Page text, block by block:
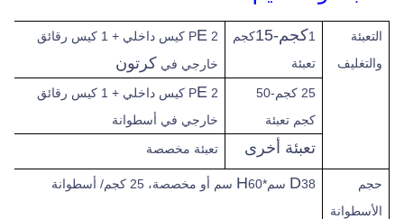
التعبئة
والتغليف
كجم-15
كجم
تعبئة
2 P
E
كيس داخلي + 1 كيس رقائق
خارجي فيكرتون
25 كجم-50
كجم تعبئة
2 P
E
كيس داخلي + 1 كيس رقائق
خارجي في أسطوانة
تعبئة أخرى تعبئة مخصصة
حجم
الأسطوانة
D38 سم* H60 سم أو مخصصة، 25 كجم/ أسطوانة